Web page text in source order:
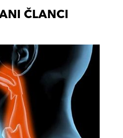
ČLANCI